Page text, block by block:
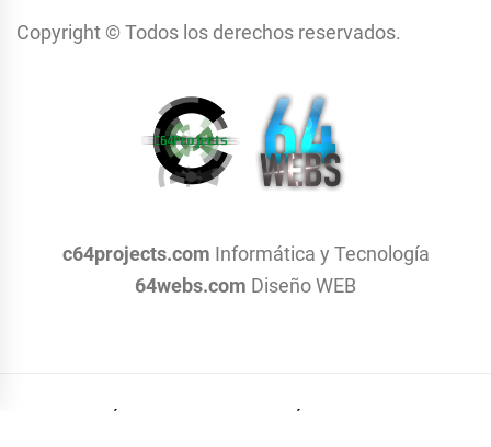
Copyright © Todos los derechos reservados.
c64projects.com Informática y Tecnología
64webs.com Diseño WEB